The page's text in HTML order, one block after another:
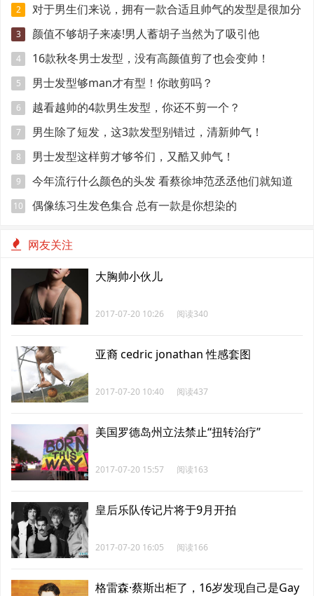
2
对于男生们来说，拥有一款合适且帅气的发型是很加分
的事！
3 颜值不够胡子来凑!男人蓄胡子当然为了吸引他
4 16款秋冬男士发型，没有高颜值剪了也会变帅！
5 男士发型够man才有型！你敢剪吗？
6 越看越帅的4款男生发型，你还不剪一个？
7 男生除了短发，这3款发型别错过，清新帅气！
8 男士发型这样剪才够爷们，又酷又帅气！
9
今年流行什么颜色的头发 看蔡徐坤范丞丞他们就知道
了
10 偶像练习生发色集合 总有一款是你想染的
网友关注
大胸帅小伙儿
2017-07-20 10:26 阅读340
亚裔 cedric jonathan 性感套图
2017-07-20 10:40 阅读437
美国罗德岛州立法禁止“扭转治疗”
2017-07-20 15:57 阅读163
皇后乐队传记片将于9月开拍
2017-07-20 16:05 阅读166
格雷森·蔡斯出柜了，16岁发现自己是Gay